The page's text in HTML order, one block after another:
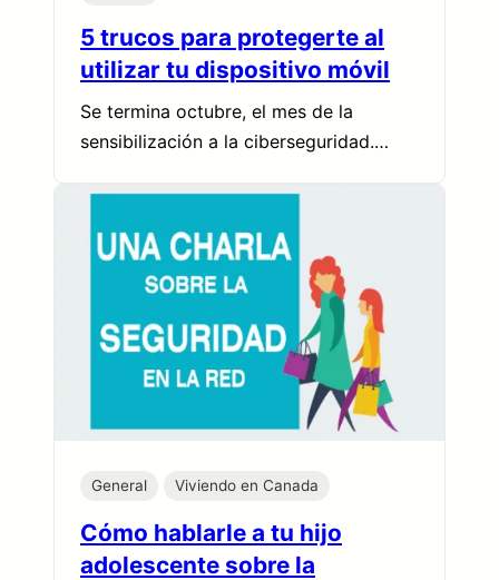
5 trucos para protegerte al
utilizar tu dispositivo móvil
Se termina octubre, el mes de la
sensibilización a la ciberseguridad.…
General Viviendo en Canada
Cómo hablarle a tu hijo
adolescente sobre la